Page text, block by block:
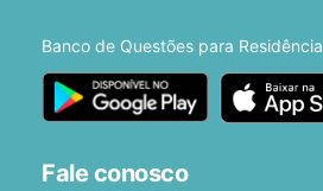
Banco de Questões para
Fale conosco